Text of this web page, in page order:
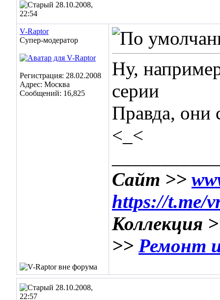
28.10.2008,
22:54
V-Raptor
Супер-модератор
Регистрация: 28.02.2008
Адрес: Москва
Сообщений: 16,825
Ну,
серии
Правда, они
<_<
Сайт >>
https://t.me/
Коллекция
>> Ремонт
28.10.2008,
22:57